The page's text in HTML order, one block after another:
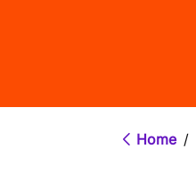
Home /